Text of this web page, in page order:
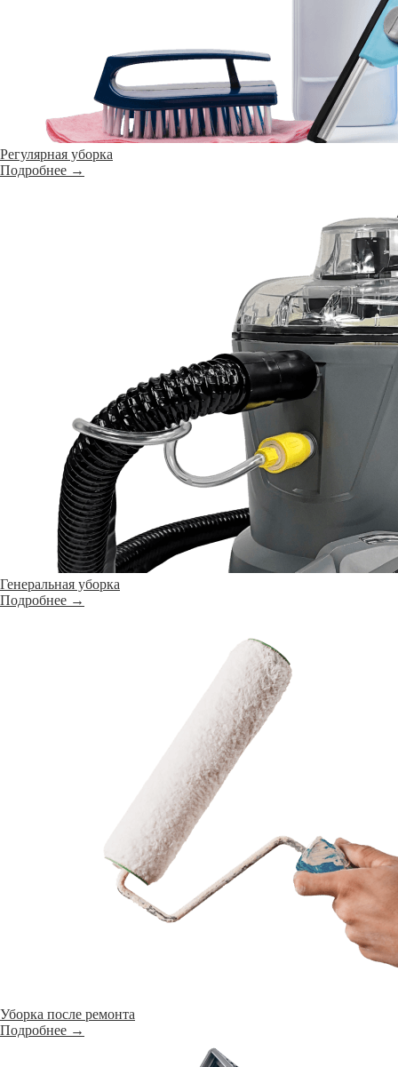
Регулярная уборка
Подробнее →
Генеральная уборка
Подробнее →
Уборка после ремонта
Подробнее →